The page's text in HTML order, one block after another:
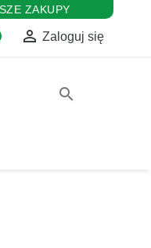
ZAKUPY
 Zaloguj się
search